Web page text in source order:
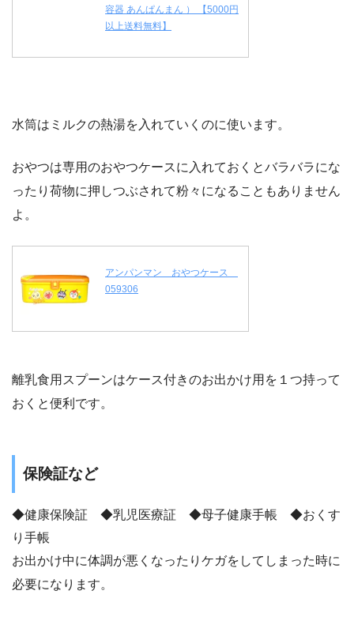
容器 あんぱんまん ） 【5000円
以上送料無料】
水筒はミルクの熱湯を入れていくのに使います。
おやつは専用のおやつケースに入れておくとバラバラにな
ったり荷物に押しつぶされて粉々になることもありません
よ。
アンパンマン おやつケース
059306
離乳食用スプーンはケース付きのお出かけ用を１つ持って
おくと便利です。
保険証など
◆健康保険証 ◆乳児医療証 ◆母子健康手帳 ◆おくす
り手帳
お出かけ中に体調が悪くなったりケガをしてしまった時に
必要になります。